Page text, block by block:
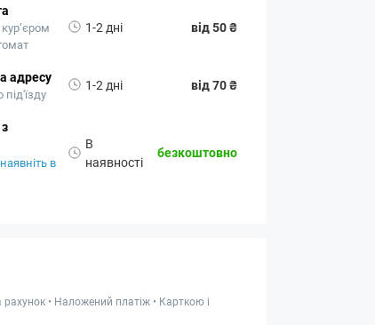
1-2 дні від 50 ₴
адресу 1-2 дні від 70 ₴
в
В
наявності
безкоштовно
рахунок • Наложений платіж • Карткою і